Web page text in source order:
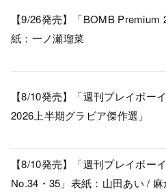
【9/26発売】「BOMB Premium
紙：一ノ瀬瑠菜
【8/10発売】「週刊プレイボー
2026上半期グラビア傑作選」
【8/10発売】「週刊プレイボー
No.34・35」表紙：山田あい /